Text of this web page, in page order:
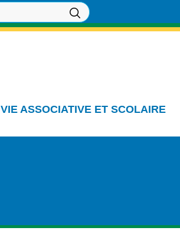
VIE ASSOCIATIVE ET SCOLAIRE